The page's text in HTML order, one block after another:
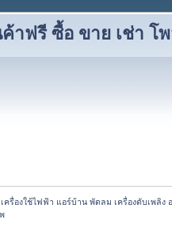
ฟรี ซื้อ ขาย เช่า โ
เครื่องใช้ไฟฟ้า แอร์บ้าน พัดลม เครื่องดับเพลิง